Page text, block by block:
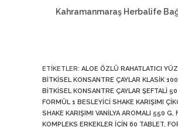
Kahramanmaraş Herbalife
ETIKETLER: ALOE ÖZLÜ RAHATLATICI
BITKISEL KONSANTRE ÇAYLAR KLASIK
BITKISEL KONSANTRE ÇAYLAR ŞEFTALI
FORMÜL 1 BESLEYICI SHAKE KARIŞIMI
SHAKE KARIŞIMI VANILYA AROMALI 550 G,
KOMPLEKS ERKEKLER İÇIN 60 TABLET,